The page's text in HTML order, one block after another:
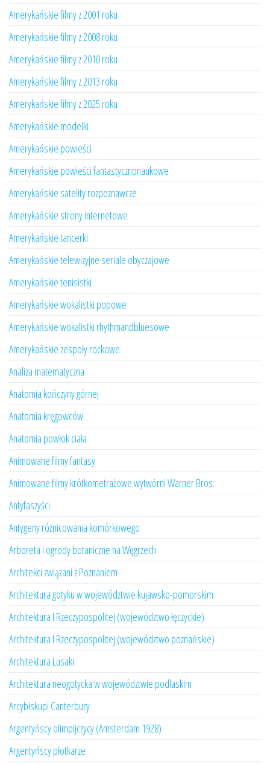
Amerykańskie filmy z 2001 roku
Amerykańskie filmy z 2008 roku
Amerykańskie filmy z 2010 roku
Amerykańskie filmy z 2013 roku
Amerykańskie filmy z 2025 roku
Amerykańskie modelki
Amerykańskie powieści
Amerykańskie powieści fantastycznonaukowe
Amerykańskie satelity rozpoznawcze
Amerykańskie strony internetowe
Amerykańskie tancerki
Amerykańskie telewizyjne seriale obyczajowe
Amerykańskie tenisistki
Amerykańskie wokalistki popowe
Amerykańskie wokalistki rhythmandbluesowe
Amerykańskie zespoły rockowe
Analiza matematyczna
Anatomia kończyny górnej
Anatomia kręgowców
Anatomia powłok ciała
Animowane filmy fantasy
Animowane filmy krótkometrażowe wytwórni Warner Bros.
Antyfaszyści
Antygeny różnicowania komórkowego
Arboreta i ogrody botaniczne na Węgrzech
Architekci związani z Poznaniem
Architektura gotyku w województwie kujawsko-pomorskim
Architektura I Rzeczypospolitej (województwo łęczyckie)
Architektura I Rzeczypospolitej (województwo poznańskie)
Architektura Lusaki
Architektura neogotycka w województwie podlaskim
Arcybiskupi Canterbury
Argentyńscy olimpijczycy (Amsterdam 1928)
Argentyńscy płotkarze